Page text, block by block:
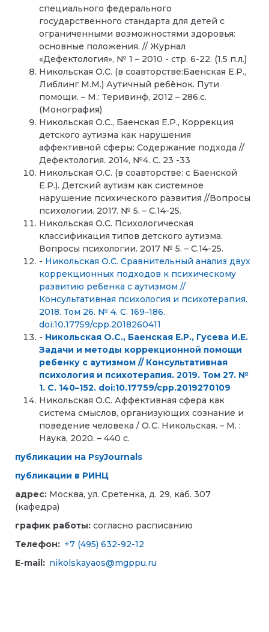
специального федерального
государственного стандарта для детей с
ограниченными возможностями здоровья:
основные положения. // Журнал
«Дефектология», № 1 – 2010 - стр. 6-22. (1,5 п.л.)
Никольская О.С. (в соавторстве:Баенская Е.Р.,
Либлинг М.М.) Аутичный ребёнок. Пути
помощи. – М.: Теривинф, 2012 – 286.с.
(Монография)
Никольская О.С., Баенская Е.Р., Коррекция
детского аутизма как нарушения
аффективной сферы: Содержание подхода //
Дефектология. 2014, №4. С. 23 -33
Никольская О.С. (в соавторстве: с Баенской
Е.Р.). Детский аутизм как системное
нарушение психического развития //Вопросы
психологии. 2017. № 5. – С.14-25.
Никольская О.С. Психологическая
классификация типов детского аутизма.
Вопросы психологии. 2017 № 5. – С.14-25.
- Никольская О.С. Сравнительный анализ двух
коррекционных подходов к психическому
развитию ребенка с аутизмом //
Консультативная психология и психотерапия.
2018. Том 26. № 4. С. 169–186.
doi:10.17759/cpp.2018260411
- Никольская О.С., Баенская Е.Р., Гусева И.Е.
Задачи и методы коррекционной помощи
ребенку с аутизмом // Консультативная
психология и психотерапия. 2019. Том 27. №
1. С. 140–152. doi:10.17759/cpp.2019270109
Никольская О.С. Аффективная сфера как
система смыслов, организующих сознание и
поведение человека / О. С. Никольская. – М. :
Наука, 2020. – 440 с.
публикации на PsyJournals
публикации в РИНЦ
адрес: Москва, ул. Сретенка, д. 29, каб. 307
(кафедра)
график работы: согласно расписанию
Телефон: +7 (495) 632-92-12
E-mail: nikolskayaos@mgppu.ru